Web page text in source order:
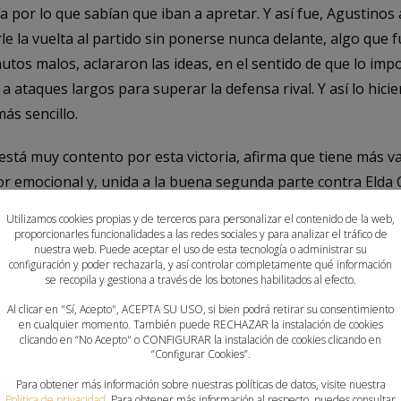
por lo que sabían que iban a apretar. Y así fue, Agustinos
la vuelta al partido sin ponerse nunca delante, algo que
malos, aclararon las ideas, en el sentido de que lo
ataques largos para superar la defensa rival. Y así lo
sencillo.
está muy contento por esta victoria, afirma que tiene más
emocional y, unida a la buena segunda parte contra Elda
Gil asegura que van a pelear los partidos que les
con todos y tratar de sumar la mayor cantidad de
Sispal H. Marratxí, el sábado, 6 de marzo, a las 19:00
Nicolás López (1), Adrián Labañera, Juan Antonio
Carlos Pérez (3), Jaime Marín (1), Didac Talens (4),
Utilizamos cookies propias y de terceros para personalizar el contenido de la web,
proporcionarles funcionalidades a las redes sociales y para analizar el tráfico de
nuestra web. Puede aceptar el uso de esta tecnología o administrar su
configuración y poder rechazarla, y así controlar completamente qué información
se recopila y gestiona a través de los botones habilitados al efecto.
Al clicar en "Sí, Acepto", ACEPTA SU USO, si bien podrá retirar su consentimiento
en cualquier momento. También puede RECHAZAR la instalación de cookies
clicando en “No Acepto" o CONFIGURAR la instalación de cookies clicando en
“Configurar Cookies”.
Para obtener más información sobre nuestras políticas de datos, visite nuestra